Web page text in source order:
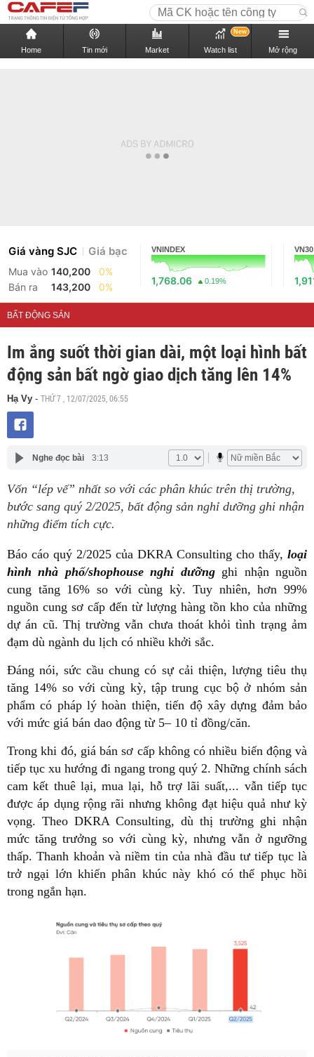
Home Tin mới Market Watch list
New
Mở rộng
Giá vàng SJC Giá bạc
Mua vào 140,200
0%
Bán ra
143,200 0%
VNINDEX
1,768.06 0.19%
VN30
BẤT ĐỘNG SẢN
Im ắng suốt thời gian dài, một loại hình bất
động sản bất ngờ giao dịch tăng lên 14%
Hạ Vy - THỨ 7 , 12/07/2025, 06:55
Nghe đọc bài 3:13
Vốn “lép vế” nhất so với các phân khúc trên thị trường,
bước sang quý 2/2025, bất động sản nghỉ dưỡng ghi nhận
những điểm tích cực.
Báo cáo quý 2/2025 của DKRA Consulting cho thấy, loại
hình nhà phố/shophouse nghỉ dưỡngghi nhận nguồn
cung tăng 16% so với cùng kỳ. Tuy nhiên, hơn 99%
nguồn cung sơ cấp đến từ lượng hàng tồn kho của những
dự án cũ. Thị trường vẫn chưa thoát khỏi tình trạng ảm
đạm dù ngành du lịch có nhiều khởi sắc.
Đáng nói, sức cầu chung có sự cải thiện, lượng tiêu thụ
tăng 14% so với cùng kỳ, tập trung cục bộ ở nhóm sản
phẩm có pháp lý hoàn thiện, tiến độ xây dựng đảm bảo
với mức giá bán dao động từ 5– 10 tỉ đồng/căn.
Trong khi đó, giá bán sơ cấp không có nhiều biến động và
tiếp tục xu hướng đi ngang trong quý 2. Những chính sách
cam kết thuê lại, mua lại, hỗ trợ lãi suất,... vẫn tiếp tục
được áp dụng rộng rãi nhưng không đạt hiệu quả như kỳ
vọng. Theo DKRA Consulting, dù thị trường ghi nhận
mức tăng trưởng so với cùng kỳ, nhưng vẫn ở ngưỡng
thấp. Thanh khoản và niềm tin của nhà đầu tư tiếp tục là
trở ngại lớn khiến phân khúc này khó có thể phục hồi
trong ngắn hạn.